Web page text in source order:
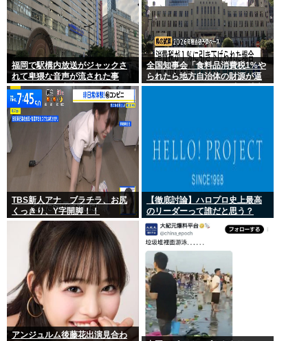
福岡で駅構内放送がジャックさ
れて卑猥な音声が流された事
件、やはり元音声は動ありの動
画だった
全国知事会「食料品消費税1%や
られたら地方自治体の財源が逼
迫してしまう 」…この流れ地方
TBS新人アナ ブラチラ、お尻
くっきり、Y字開脚！！
【徹底討論】ハロプロ史上最高
のリーダーって誰だと思う？
アンジュルム後藤花出演見合わ